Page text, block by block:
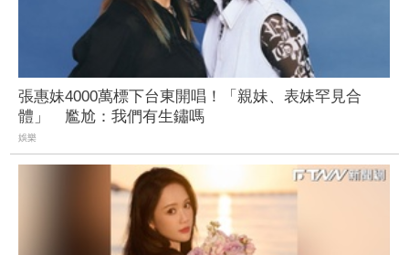
張惠妹4000萬標下台東開唱！「親妹、表妹罕見合
體」 尷尬：我們有生鏽嗎
娛樂